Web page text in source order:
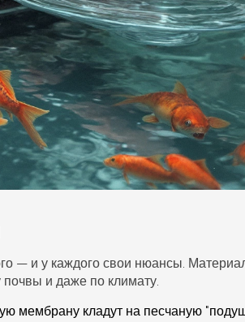
— и у каждого свои нюансы.
и даже по климату.
мембрану кладут на песчаную